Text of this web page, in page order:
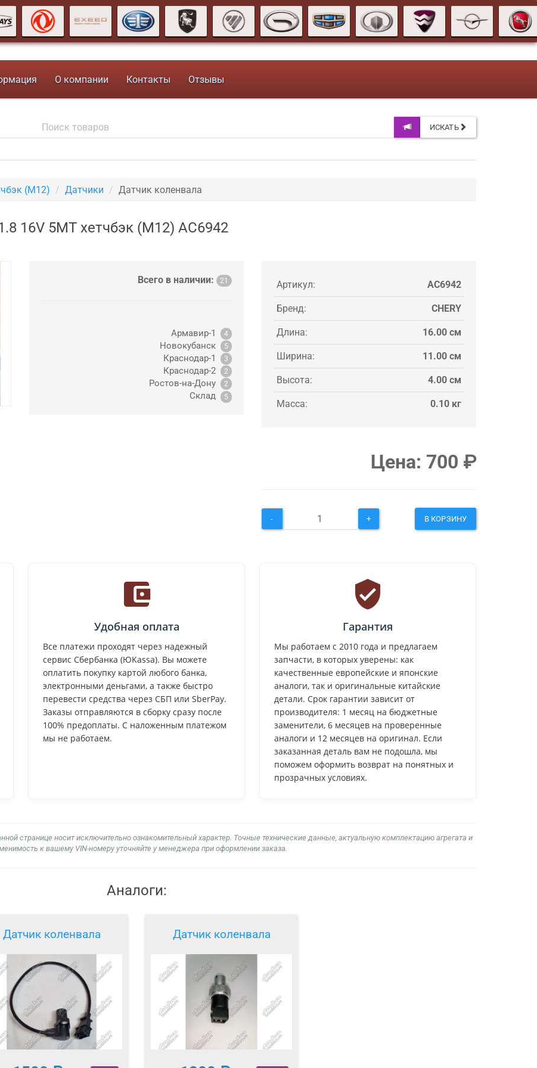
О компании Контакты Отзывы
ИСКАТЬ
(M12) Датчики Датчик коленвала
16V 5MT хетчбэк (M12) AC6942
Всего в наличии: 21
Армавир-1 4
Новокубанск 5
Краснодар-1 3
Краснодар-2 2
Ростов-на-Дону 2
Склад 5
Артикул: AC6942
Бренд: CHERY
Длина: 16.00 см
Ширина: 11.00 см
Высота: 4.00 см
Масса: 0.10 кг
Цена: 700 ₽
- + В КОРЗИНУ
Удобная оплата
Все платежи проходят через надежный
сервис Сбербанка (ЮKassa). Вы можете
оплатить покупку картой любого банка,
электронными деньгами, а также быстро
перевести средства через СБП или SberPay.
Заказы отправляются в сборку сразу после
100% предоплаты. С наложенным платежом
мы не работаем.
Гарантия
Мы работаем с 2010 года и предлагаем
запчасти, в которых уверены: как
качественные европейские и японские
аналоги, так и оригинальные китайские
детали. Срок гарантии зависит от
производителя: 1 месяц на бюджетные
заменители, 6 месяцев на проверенные
аналоги и 12 месяцев на оригинал. Если
заказанная деталь вам не подошла, мы
поможем оформить возврат на понятных и
прозрачных условиях.
странице носит исключительно ознакомительный характер. Точные технические данные, актуальную комплектацию агрегата и
к вашему VIN-номеру уточняйте у менеджера при оформлении заказа.
Аналоги:
Датчик коленвала Датчик коленвала